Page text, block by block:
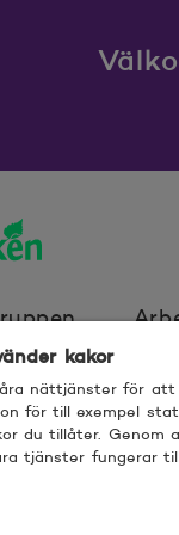
kakor
nättjänster för att
för till exempel
du tillåter. Genom
tjänster fungerar